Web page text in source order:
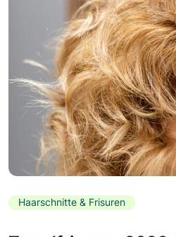
Haarschnitte & Frisuren